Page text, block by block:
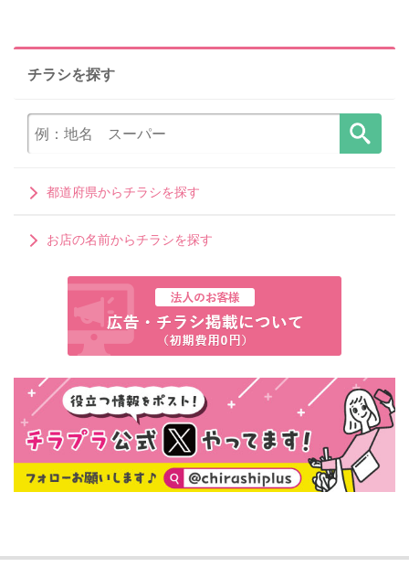
チラシを探す
都道府県からチラシを探す
お店の名前からチラシを探す